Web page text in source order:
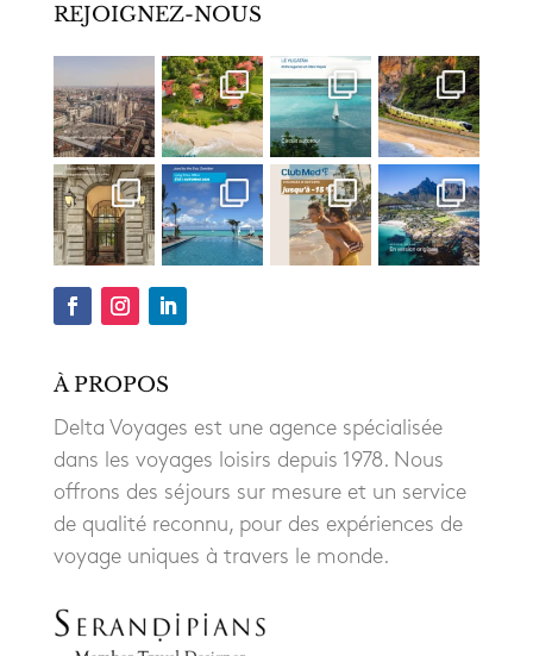
REJOIGNEZ-NOUS
À PROPOS
Delta Voyages est une agence spécialisée
dans les voyages loisirs depuis 1978. Nous
offrons des séjours sur mesure et un service
de qualité reconnu, pour des expériences de
voyage uniques à travers le monde.